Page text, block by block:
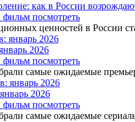
как в России
фильм посмотреть
ценностей в России
2026
фильм посмотреть
самые ожидаемые
2026
фильм посмотреть
самые ожидаемые